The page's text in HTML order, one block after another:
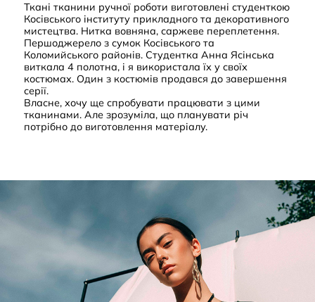
Ткані тканини ручної роботи виготовлені студенткою
Косівського інституту прикладного та декоративного
мистецтва. Нитка вовняна, саржеве переплетення.
Першоджерело з сумок Косівського та
Коломийського районів. Студентка Анна Ясінська
виткала 4 полотна, і я використала їх у своїх
костюмах. Один з костюмів продався до завершення
серії.
Власне, хочу ще спробувати працювати з цими
тканинами. Але зрозуміла, що планувати річ
потрібно до виготовлення матеріалу.